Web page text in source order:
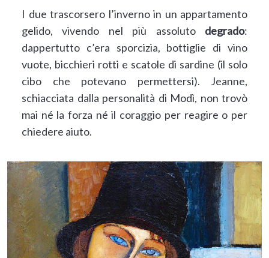
I due trascorsero l’inverno in un appartamento
gelido, vivendo nel più assoluto degrado:
dappertutto c’era sporcizia, bottiglie di vino
vuote, bicchieri rotti e scatole di sardine (il solo
cibo che potevano permettersi). Jeanne,
schiacciata dalla personalità di Modì, non trovò
mai né la forza né il coraggio per reagire o per
chiedere aiuto.